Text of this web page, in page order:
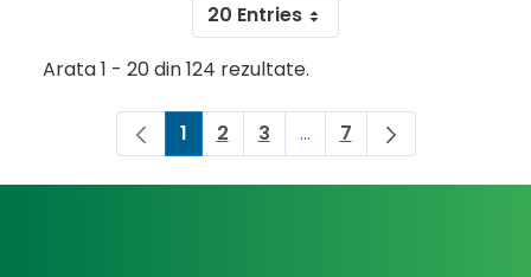
20 Entries
Arata 1 - 20 din 124 rezultate.
Pagina
1 Pagina
2 Pagina
3 ...Pagini intermediare Use
Pagina
7